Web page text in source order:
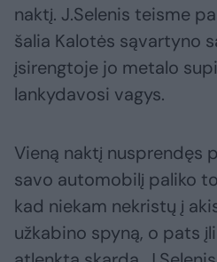
naktį. J.Selenis teisme
šalia Kalotės sąvartyno
įsirengtoje jo metalo
lankydavosi vagys.
Vieną naktį nusprendęs
savo automobilį paliko
kad niekam nekristų į
užkabino spyną, o pats